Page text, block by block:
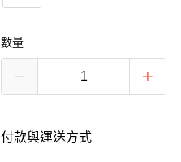
數量
付款與運送方式